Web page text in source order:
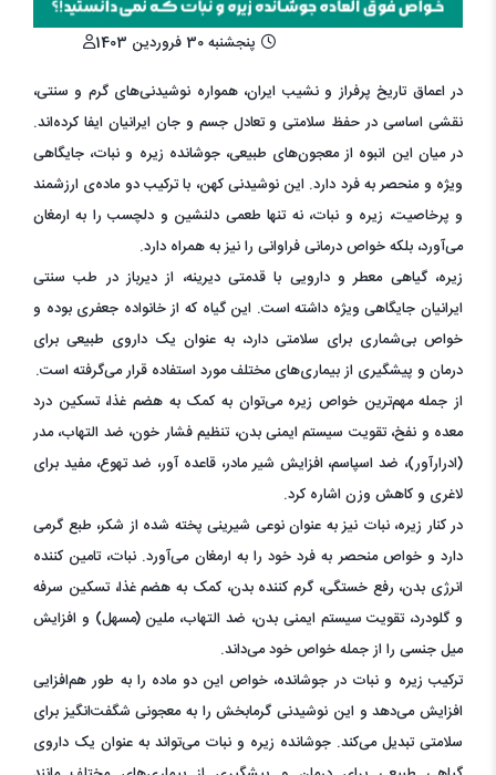
پنجشنبه 30 فروردین 1403
در اعماق تاریخ پرفراز و نشیب ایران، همواره نوشیدنی‌های گرم و سنتی،
نقشی اساسی در حفظ سلامتی و تعادل جسم و جان ایرانیان ایفا کرده‌اند.
در میان این انبوه از معجون‌های طبیعی، جوشانده زیره و نبات، جایگاهی
ویژه و منحصر به فرد دارد. این نوشیدنی کهن، با ترکیب دو ماده‌ی ارزشمند
و پرخاصیت، زیره و نبات، نه تنها طعمی دلنشین و دلچسب را به ارمغان
می‌آورد، بلکه خواص درمانی فراوانی را نیز به همراه دارد.
زیره، گیاهی معطر و دارویی با قدمتی دیرینه، از دیرباز در طب سنتی
ایرانیان جایگاهی ویژه داشته است. این گیاه که از خانواده جعفری بوده و
خواص بی‌شماری برای سلامتی دارد، به عنوان یک داروی طبیعی برای
درمان و پیشگیری از بیماری‌های مختلف مورد استفاده قرار می‌گرفته است.
از جمله مهم‌ترین خواص زیره می‌توان به کمک به هضم غذا، تسکین درد
معده و نفخ، تقویت سیستم ایمنی بدن، تنظیم فشار خون، ضد التهاب، مدر
(ادرارآور)، ضد اسپاسم، افزایش شیر مادر، قاعده آور، ضد تهوع، مفید برای
لاغری و کاهش وزن اشاره کرد.
در کنار زیره، نبات نیز به عنوان نوعی شیرینی پخته شده از شکر، طبع گرمی
دارد و خواص منحصر به فرد خود را به ارمغان می‌آورد. نبات، تامین کننده
انرژی بدن، رفع خستگی، گرم کننده بدن، کمک به هضم غذا، تسکین سرفه
و گلودرد، تقویت سیستم ایمنی بدن، ضد التهاب، ملین (مسهل) و افزایش
میل جنسی را از جمله خواص خود می‌داند.
ترکیب زیره و نبات در جوشانده، خواص این دو ماده را به طور هم‌افزایی
افزایش می‌دهد و این نوشیدنی گرمابخش را به معجونی شگفت‌انگیز برای
سلامتی تبدیل می‌کند. جوشانده زیره و نبات می‌تواند به عنوان یک داروی